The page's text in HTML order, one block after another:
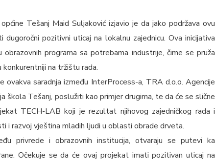
Tešanj Maid Suljaković izjavio je da jako podržava ovu
pozitivni uticaj na lokalnu zajednicu. Ova inicijativa
programa sa potrebama industrije, čime se pruža
na tržištu rada.
ovakva saradnja između InterProcess-a, TRA d.o.o. Agencije
škola Tešanj, poslužiti kao primjer drugima, te da će se slične
TECH-LAB koji je rezultat njihovog zajedničkog rada i
i razvoj vještina mladih ljudi u oblasti obrade drveta.
privrede i obrazovnih institucija, otvaraju se putevi ka
Očekuje se da će ovaj projekat imati pozitivan uticaj na